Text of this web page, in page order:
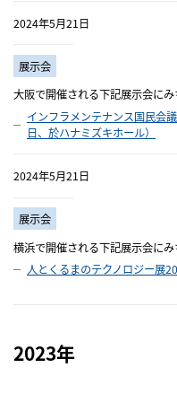
2024年5月21日
展示会
大阪で開催される下記展示会にみ
インフラメンテナンス国民会
日、於ハナミズキホール）
2024年5月21日
展示会
横浜で開催される下記展示会にみ
人とくるまのテクノロジー展
2023年